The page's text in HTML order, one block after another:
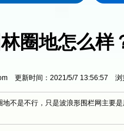
圈地怎么样
更新时间：2021/5/7 13:56:57 浏
不是不行，只是波浪形围栏网主要